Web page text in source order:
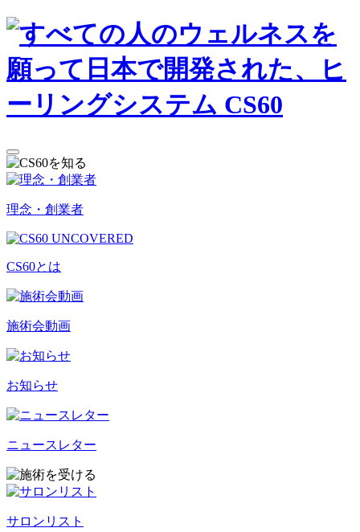
理念・創業者
CS60とは
施術会動画
お知らせ
ニュースレター
サロンリスト